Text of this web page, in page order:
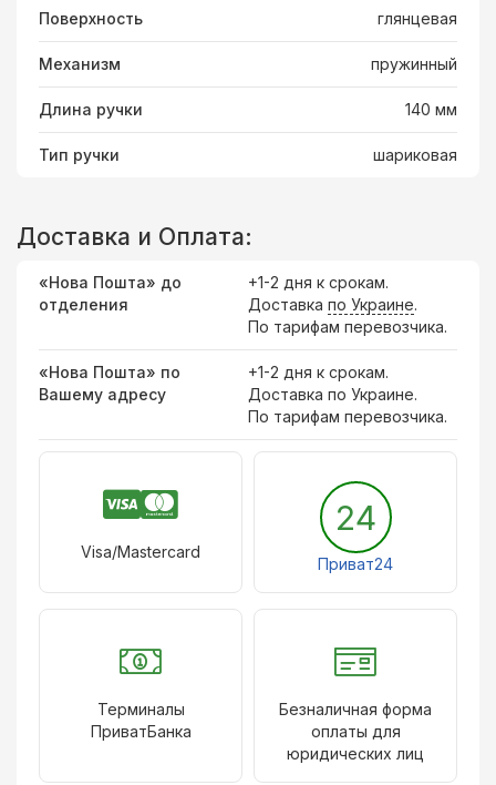
Поверхность глянцевая
Механизм пружинный
Длина ручки 140 мм
Тип ручки шариковая
Доставка и Оплата:
«Нова Пошта» до
отделения
+1-2 дня к срокам.
Доставка по Украине.
По тарифам перевозчика.
«Нова Пошта» по
Вашему адресу
+1-2 дня к срокам.
Доставка по Украине.
По тарифам перевозчика.
Visa/Mastercard
24
Приват24
Терминалы
ПриватБанка
Безналичная форма
оплаты для
юридических лиц